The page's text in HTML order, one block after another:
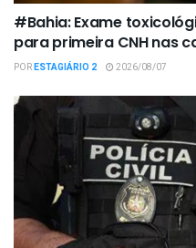
#Bahia: Exame
para primeira CNH nas
PORESTAGIÁRIO 2 2026/08/07